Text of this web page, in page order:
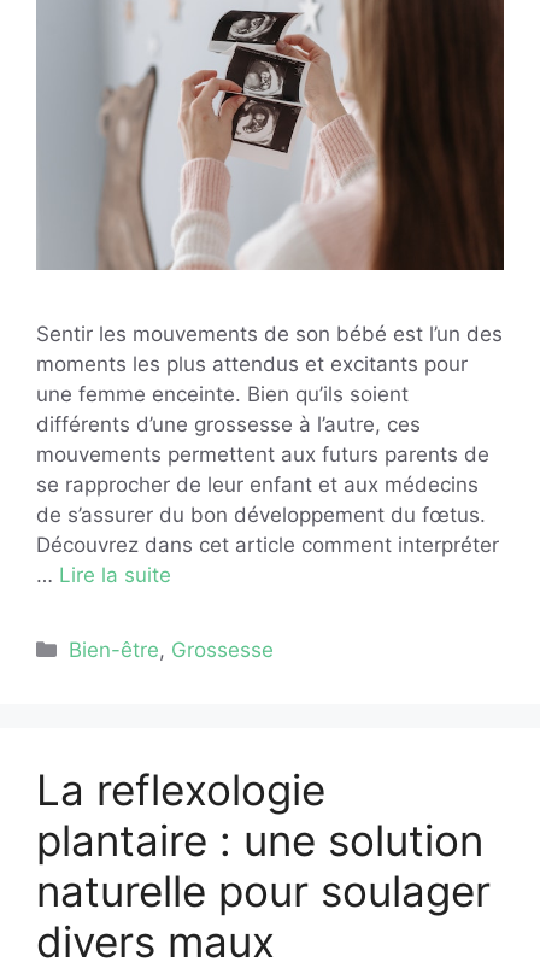
Sentir les mouvements de son bébé est l’un des
moments les plus attendus et excitants pour
une femme enceinte. Bien qu’ils soient
différents d’une grossesse à l’autre, ces
mouvements permettent aux futurs parents de
se rapprocher de leur enfant et aux médecins
de s’assurer du bon développement du fœtus.
Découvrez dans cet article comment interpréter
… Lire la suite
Catégories
Bien-être, Grossesse
La reflexologie
plantaire : une solution
naturelle pour soulager
divers maux